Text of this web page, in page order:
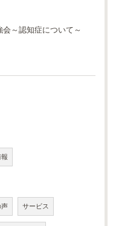
～認知症について～
声 サービス